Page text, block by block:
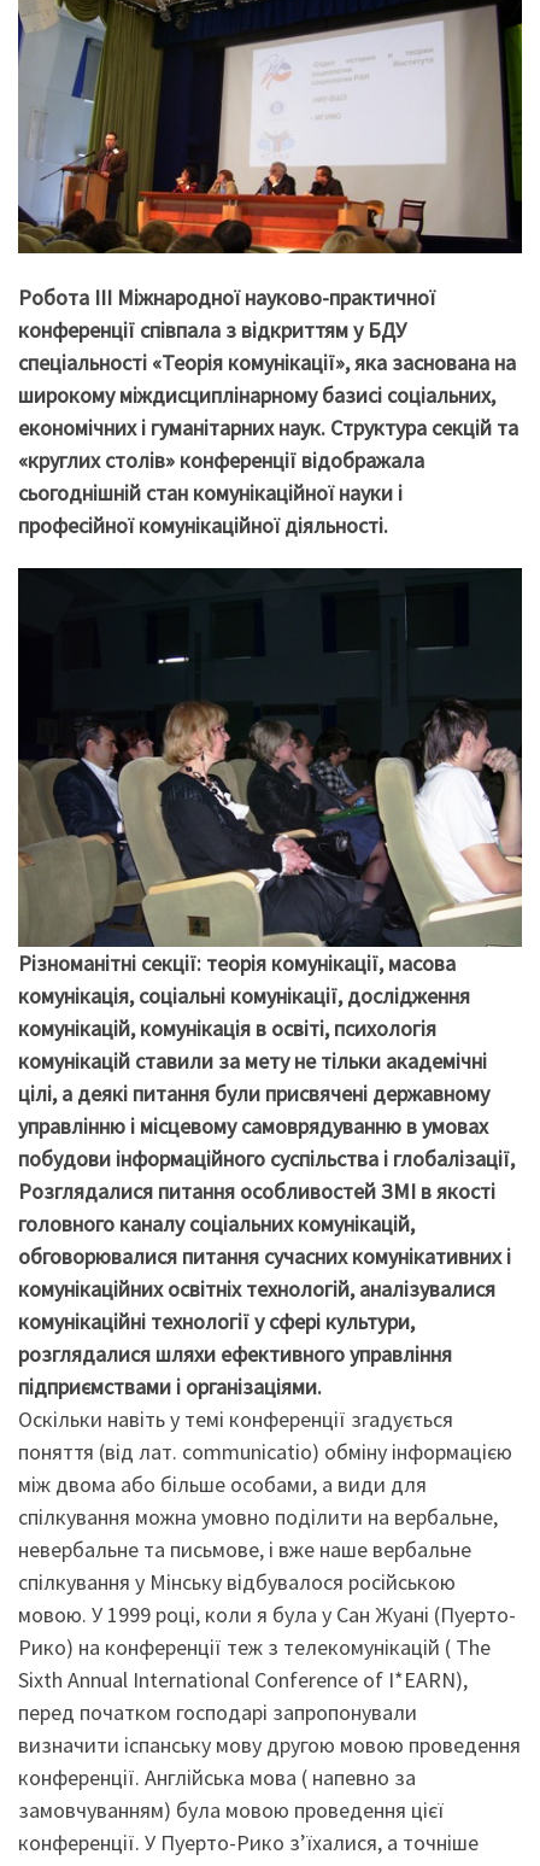
Робота ІІІ Міжнародної науково-практичної
конференції співпала з відкриттям у БДУ
спеціальності «Теорія комунікації», яка заснована на
широкому міждисциплінарному базисі соціальних,
економічних і гуманітарних наук. Структура секцій та
«круглих столів» конференції відображала
сьогоднішній стан комунікаційної науки і
професійної комунікаційної діяльності.
Різноманітні секції: теорія комунікації, масова
комунікація, соціальні комунікації, дослідження
комунікацій, комунікація в освіті, психологія
комунікацій ставили за мету не тільки академічні
цілі, а деякі питання були присвячені державному
управлінню і місцевому самоврядуванню в умовах
побудови інформаційного суспільства і глобалізації,
Розглядалися питання особливостей ЗМІ в якості
головного каналу соціальних комунікацій,
обговорювалися питання сучасних комунікативних і
комунікаційних освітніх технологій, аналізувалися
комунікаційні технології у сфері культури,
розглядалися шляхи ефективного управління
підприємствами і організаціями.
Оскільки навіть у темі конференції згадується
поняття (від лат. сommunicatio) обміну інформацією
між двома або більше особами, а види для
спілкування можна умовно поділити на вербальне,
невербальне та письмове, і вже наше вербальне
спілкування у Мінську відбувалося російською
мовою. У 1999 році, коли я була у Сан Жуані (Пуерто-
Рико) на конференції теж з телекомунікацій ( The
Sixth Annual International Conference of I*EARN),
перед початком господарі запропонували
визначити іспанську мову другою мовою проведення
конференції. Англійська мова ( напевно за
замовчуванням) була мовою проведення цієї
конференції. У Пуерто-Рико з’їхалися, а точніше